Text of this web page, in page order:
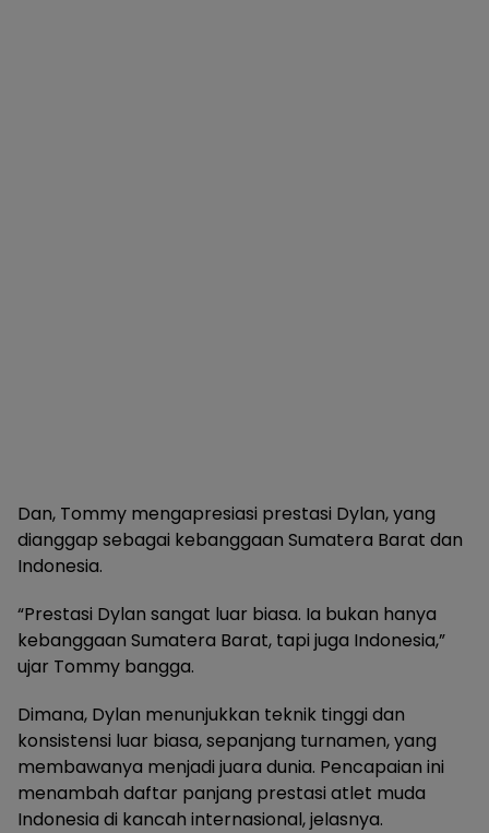
Dan, Tommy mengapresiasi prestasi Dylan, yang
dianggap sebagai kebanggaan Sumatera Barat dan
Indonesia.
“Prestasi Dylan sangat luar biasa. Ia bukan hanya
kebanggaan Sumatera Barat, tapi juga Indonesia,”
ujar Tommy bangga.
Dimana, Dylan menunjukkan teknik tinggi dan
konsistensi luar biasa, sepanjang turnamen, yang
membawanya menjadi juara dunia. Pencapaian ini
menambah daftar panjang prestasi atlet muda
Indonesia di kancah internasional, jelasnya.